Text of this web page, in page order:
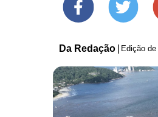
Da Redação Edição de